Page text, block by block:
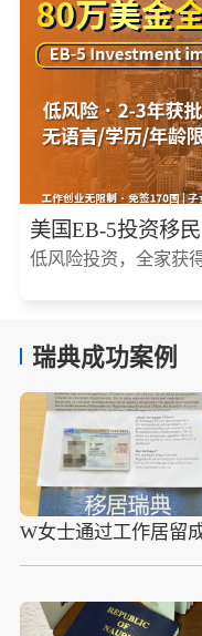
美国EB-5投资移民
低风险投资，全家获
瑞典成功案例